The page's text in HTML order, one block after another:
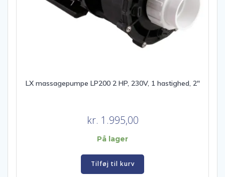
LX massagepumpe LP200 2 HP, 230V, 1 hastighed, 2″
kr. 1.995,00
På lager
Tilføj til kurv